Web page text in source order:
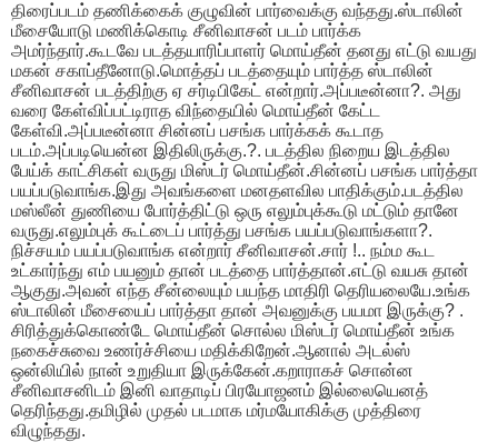
திரைப்படம் தணிக்கைக் குழுவின் பார்வைக்கு வந்தது.ஸ்டாலின்
மீசையோடு மணிக்கொடி சீனிவாசன் படம் பார்க்க
அமர்ந்தார்.கூடவே படத்தயாரிப்பாளர் மொய்தீன் தனது எட்டு வயது
மகன் சகாப்தீனோடு.மொத்தப் படத்தையும் பார்த்த ஸ்டாலின்
சீனிவாசன் படத்திற்கு ஏ சர்டிபிகேட் என்றார்.அப்படீன்னா?. அது
வரை கேள்விப்பட்டிராத விந்தையில் மொய்தீன் கேட்ட
கேள்வி.அப்படீன்னா சின்னப் பசங்க பார்க்கக் கூடாத
படம்.அப்படியென்ன இதிலிருக்கு.?. படத்தில நிறைய இடத்தில
பேய்க் காட்சிகள் வருது மிஸ்டர் மொய்தீன்.சின்னப் பசங்க பார்த்தா
பயப்படுவாங்க.இது அவங்களை மனதளவில பாதிக்கும்.படத்தில
மஸ்லீன் துணியை போர்த்திட்டு ஒரு எலும்புக்கூடு மட்டும் தானே
வருது.எலும்புக் கூட்டைப் பார்த்து பசங்க பயப்படுவாங்களா?.
நிச்சயம் பயப்படுவாங்க என்றார் சீனிவாசன்.சார் !.. நம்ம கூட
உட்கார்ந்து எம் பயனும் தான் படத்தை பார்த்தான்.எட்டு வயசு தான்
ஆகுது.அவன் எந்த சீன்லையும் பயந்த மாதிரி தெரியலையே.உங்க
ஸ்டாலின் மீசையைப் பார்த்தா தான் அவனுக்கு பயமா இருக்கு? .
சிரித்துக்கொண்டே மொய்தீன் சொல்ல மிஸ்டர் மொய்தீன் உங்க
நகைச்சுவை உணர்ச்சியை மதிக்கிறேன்.ஆனால் அடல்ஸ்
ஒன்லியில் நான் உறுதியா இருக்கேன்.கறாராகச் சொன்ன
சீனிவாசனிடம் இனி வாதாடிப் பிரயோஜனம் இல்லையெனத்
தெரிந்தது.தமிழில் முதல் படமாக மர்மயோகிக்கு முத்திரை
விழுந்தது.